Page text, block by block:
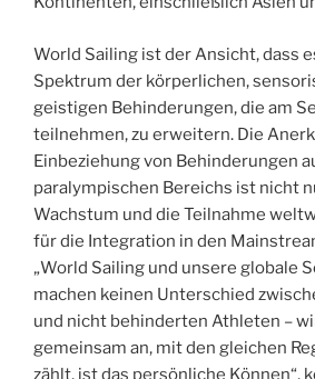
World Sailing ist der Ansicht, dass
Spektrum der körperlichen,
geistigen Behinderungen, die am
teilnehmen, zu erweitern. Die
Einbeziehung von Behinderungen
paralympischen Bereichs ist nicht
Wachstum und die Teilnahme
für die Integration in den
„World Sailing und unsere globale
machen keinen Unterschied
und nicht behinderten Athleten –
gemeinsam an, mit den gleichen
zählt, ist das persönliche Können“,